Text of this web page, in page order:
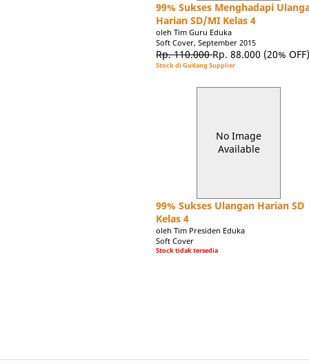
99% Sukses Menghadapi
Harian SD/MI Kelas 4
oleh Tim Guru Eduka
Soft Cover, September 2015
Rp. 110.000Rp. 88.000 (20%
Stock di Gudang Supplier
No Image
Available
99% Sukses Ulangan Harian SD
Kelas 4
oleh Tim Presiden Eduka
Soft Cover
Stock tidak tersedia